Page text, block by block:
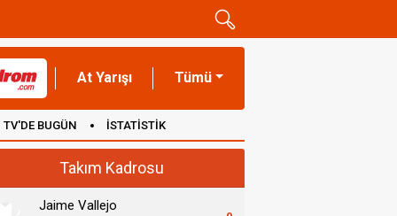
At Yarışı Tümü
TV'DE BUGÜN İSTATİSTİK
Takım Kadrosu
Jaime Vallejo